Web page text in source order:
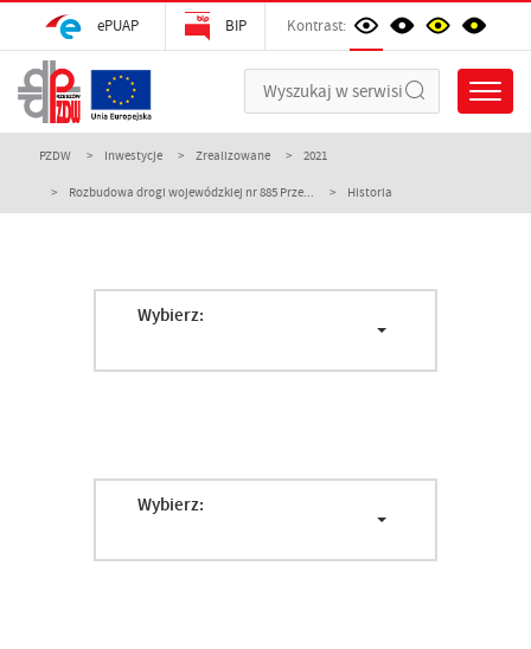
ePUAP BIP Kontrast:
PZDW Inwestycje Zrealizowane 2021
Rozbudowa drogi wojewódzkiej nr 885 Prze... Historia
Wybierz:
Wybierz: